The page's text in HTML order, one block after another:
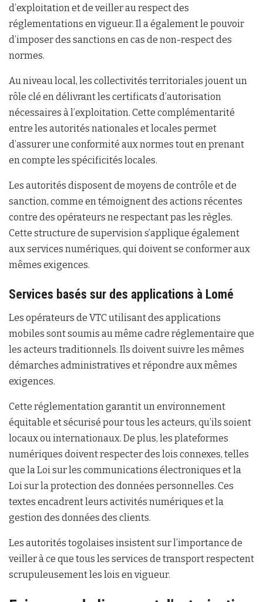
d’exploitation et de veiller au respect des
réglementations en vigueur. Il a également le pouvoir
d’imposer des sanctions en cas de non-respect des
normes.
Au niveau local, les collectivités territoriales jouent un
rôle clé en délivrant les certificats d’autorisation
nécessaires à l’exploitation. Cette complémentarité
entre les autorités nationales et locales permet
d’assurer une conformité aux normes tout en prenant
en compte les spécificités locales.
Les autorités disposent de moyens de contrôle et de
sanction, comme en témoignent des actions récentes
contre des opérateurs ne respectant pas les règles.
Cette structure de supervision s’applique également
aux services numériques, qui doivent se conformer aux
mêmes exigences.
Services basés sur des applications à Lomé
Les opérateurs de VTC utilisant des applications
mobiles sont soumis au même cadre réglementaire que
les acteurs traditionnels. Ils doivent suivre les mêmes
démarches administratives et répondre aux mêmes
exigences.
Cette réglementation garantit un environnement
équitable et sécurisé pour tous les acteurs, qu’ils soient
locaux ou internationaux. De plus, les plateformes
numériques doivent respecter des lois connexes, telles
que la Loi sur les communications électroniques et la
Loi sur la protection des données personnelles. Ces
textes encadrent leurs activités numériques et la
gestion des données des clients.
Les autorités togolaises insistent sur l’importance de
veiller à ce que tous les services de transport respectent
scrupuleusement les lois en vigueur.